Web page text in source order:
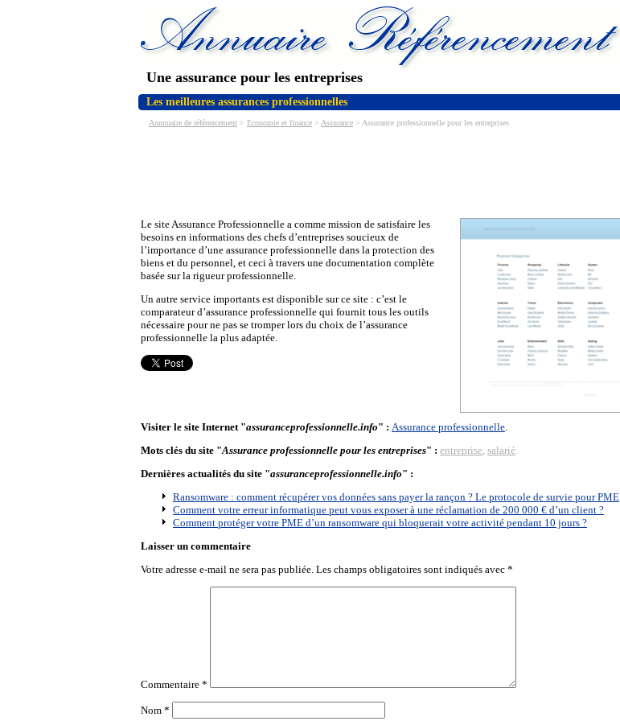
Une assurance pour les entreprises
Les meilleures assurances professionnelles
Annnuaire de référencement > Economie et finance > Assurance > Assurance professionnelle pour les entreprises
Le site Assurance Professionnelle a comme mission de satisfaire les
besoins en informations des chefs d’entreprises soucieux de
l’importance d’une assurance professionnelle dans la protection des
biens et du personnel, et ceci à travers une documentation complète
basée sur la rigueur professionnelle.
Un autre service importants est disponible sur ce site : c’est le
comparateur d’assurance professionnelle qui fournit tous les outils
nécessaire pour ne pas se tromper lors du choix de l’assurance
professionnelle la plus adaptée.
Visiter le site Internet "assuranceprofessionnelle.info" : Assurance professionnelle.
Mots clés du site "Assurance professionnelle pour les entreprises" : entreprise, salarié.
Dernières actualités du site "assuranceprofessionnelle.info" :
Ransomware : comment récupérer vos données sans payer la rançon ? Le protocole de survie pour PME
Comment votre erreur informatique peut vous exposer à une réclamation de 200 000 € d’un client ?
Comment protéger votre PME d’un ransomware qui bloquerait votre activité pendant 10 jours ?
Laisser un commentaire
Votre adresse e-mail ne sera pas publiée. Les champs obligatoires sont indiqués avec *
Commentaire *
Nom *